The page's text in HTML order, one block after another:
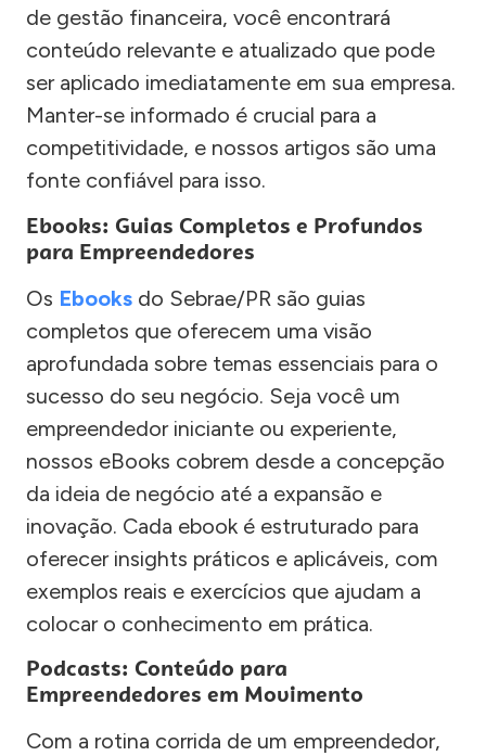
de gestão financeira, você encontrará
conteúdo relevante e atualizado que pode
ser aplicado imediatamente em sua empresa.
Manter-se informado é crucial para a
competitividade, e nossos artigos são uma
fonte confiável para isso.
Ebooks: Guias Completos e Profundos
para Empreendedores
Os Ebooks do Sebrae/PR são guias
completos que oferecem uma visão
aprofundada sobre temas essenciais para o
sucesso do seu negócio. Seja você um
empreendedor iniciante ou experiente,
nossos eBooks cobrem desde a concepção
da ideia de negócio até a expansão e
inovação. Cada ebook é estruturado para
oferecer insights práticos e aplicáveis, com
exemplos reais e exercícios que ajudam a
colocar o conhecimento em prática.
Podcasts: Conteúdo para
Empreendedores em Movimento
Com a rotina corrida de um empreendedor,